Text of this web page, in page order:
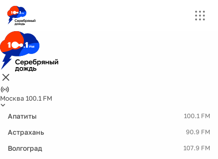
Москва 100.1 FM
Апатиты 100.1 FM
Астрахань 90.9 FM
Волгоград 107.9 FM